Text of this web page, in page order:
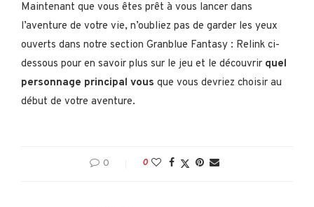
Maintenant que vous êtes prêt à vous lancer dans
l’aventure de votre vie, n’oubliez pas de garder les yeux
ouverts dans notre section Granblue Fantasy : Relink ci-
dessous pour en savoir plus sur le jeu et le découvrir quel
personnage principal vous que vous devriez choisir au
début de votre aventure.
0 0